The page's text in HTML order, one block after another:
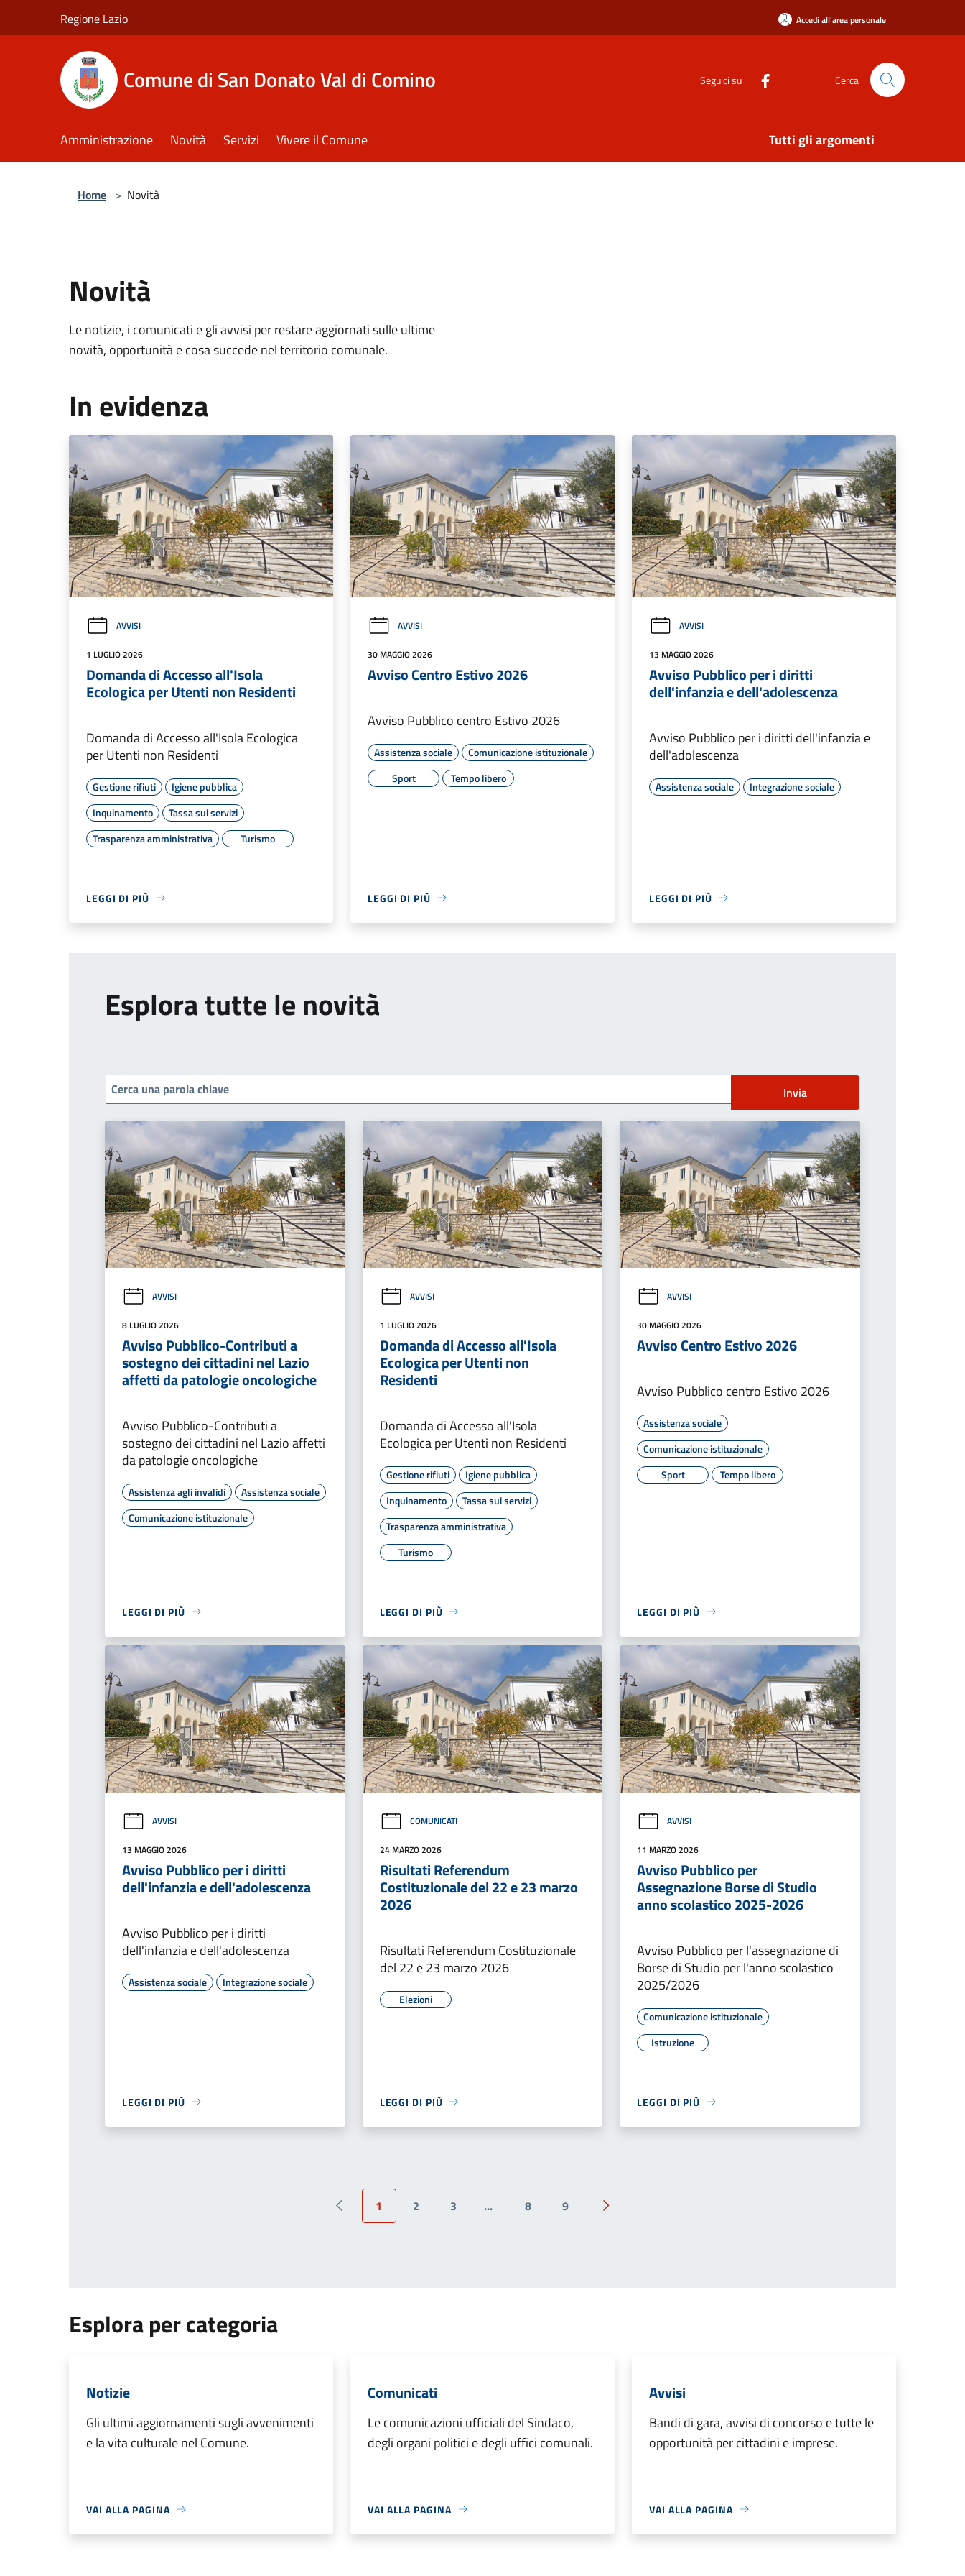
Regione Lazio Accedi all'area personale
Comune di San Donato Val di Comino Seguici su Cerca
Amministrazione Novità Servizi Vivere il Comune Tutti gli argomenti
Home > Novità
Novità
Le notizie, i comunicati e gli avvisi per restare aggiornati sulle ultime
novità, opportunità e cosa succede nel territorio comunale.
In evidenza
AVVISI
1 LUGLIO 2026
Domanda di Accesso all'Isola
Ecologica per Utenti non Residenti
Domanda di Accesso all'Isola Ecologica
per Utenti non Residenti
Gestione rifiuti
Igiene pubblica
Inquinamento
Tassa sui servizi
Trasparenza amministrativa
Turismo
LEGGI DI PIÙ
AVVISI
30 MAGGIO 2026
Avviso Centro Estivo 2026
Avviso Pubblico centro Estivo 2026
Assistenza sociale
Comunicazione istituzionale
Sport
Tempo libero
LEGGI DI PIÙ
AVVISI
13 MAGGIO 2026
Avviso Pubblico per i diritti
dell'infanzia e dell'adolescenza
Avviso Pubblico per i diritti dell'infanzia e
dell'adolescenza
Assistenza sociale Integrazione sociale
LEGGI DI PIÙ
Esplora tutte le novità
Invia
AVVISI
8 LUGLIO 2026
Avviso Pubblico-Contributi a
sostegno dei cittadini nel Lazio
affetti da patologie oncologiche
Avviso Pubblico-Contributi a
sostegno dei cittadini nel Lazio affetti
da patologie oncologiche
Assistenza agli invalidi
Assistenza sociale
Comunicazione istituzionale
LEGGI DI PIÙ
AVVISI
1 LUGLIO 2026
Domanda di Accesso all'Isola
Ecologica per Utenti non
Residenti
Domanda di Accesso all'Isola
Ecologica per Utenti non Residenti
Gestione rifiuti
Igiene pubblica
Inquinamento
Tassa sui servizi
Trasparenza amministrativa
Turismo
LEGGI DI PIÙ
AVVISI
30 MAGGIO 2026
Avviso Centro Estivo 2026
Avviso Pubblico centro Estivo 2026
Assistenza sociale
Comunicazione istituzionale
Sport
Tempo libero
LEGGI DI PIÙ
AVVISI
13 MAGGIO 2026
Avviso Pubblico per i diritti
dell'infanzia e dell'adolescenza
Avviso Pubblico per i diritti
dell'infanzia e dell'adolescenza
Assistenza sociale Integrazione sociale
LEGGI DI PIÙ
COMUNICATI
24 MARZO 2026
Risultati Referendum
Costituzionale del 22 e 23 marzo
2026
Risultati Referendum Costituzionale
del 22 e 23 marzo 2026
Elezioni
LEGGI DI PIÙ
AVVISI
11 MARZO 2026
Avviso Pubblico per
Assegnazione Borse di Studio
anno scolastico 2025-2026
Avviso Pubblico per l'assegnazione di
Borse di Studio per l'anno scolastico
2025/2026
Comunicazione istituzionale
Istruzione
LEGGI DI PIÙ
Pagina precedente
1 2 3 ... 8 9
Pagina successiva
Esplora per categoria
Notizie
Gli ultimi aggiornamenti sugli avvenimenti
e la vita culturale nel Comune.
VAI ALLA PAGINA
Comunicati
Le comunicazioni ufficiali del Sindaco,
degli organi politici e degli uffici comunali.
VAI ALLA PAGINA
Avvisi
Bandi di gara, avvisi di concorso e tutte le
opportunità per cittadini e imprese.
VAI ALLA PAGINA